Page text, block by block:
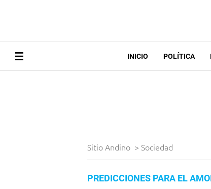
INICIO POLÍTICA
Sitio Andino > Sociedad
PREDICCIONES PARA EL